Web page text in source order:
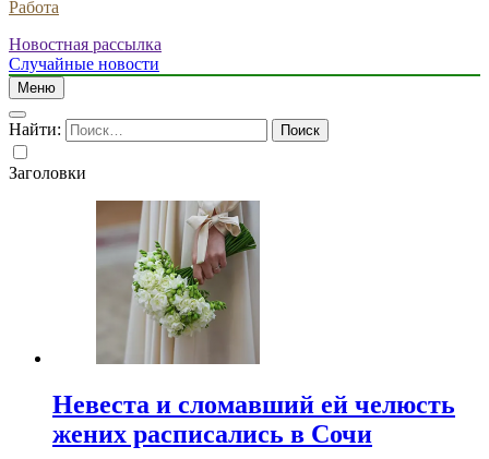
Работа
Новостная рассылка
Случайные новости
Меню
Найти:
Заголовки
Невеста и сломавший ей челюсть
жених расписались в Сочи